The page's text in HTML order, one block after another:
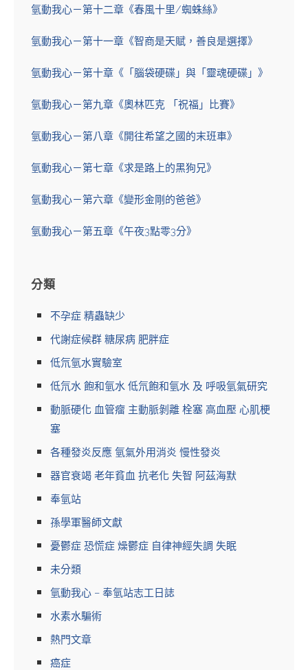
氫動我心－第十二章《春風十里/蜘蛛絲》
氫動我心－第十一章《智商是天賦，善良是選擇》
氫動我心－第十章《「腦袋硬碟」與「靈魂硬碟」》
氫動我心－第九章《奧林匹克 「祝福」比賽》
氫動我心－第八章《開往希望之國的末班車》
氫動我心－第七章《求是路上的黑狗兄》
氫動我心－第六章《變形金剛的爸爸》
氫動我心－第五章《午夜3點零3分》
分類
不孕症 精蟲缺少
代謝症候群 糖尿病 肥胖症
低氘氫水實驗室
低氘水 飽和氫水 低氘飽和氫水 及 呼吸氫氣研究
動脈硬化 血管瘤 主動脈剝離 栓塞 高血壓 心肌梗
塞
各種發炎反應 氫氣外用消炎 慢性發炎
器官衰竭 老年貧血 抗老化 失智 阿茲海默
奉氫站
孫學軍醫師文獻
憂鬱症 恐慌症 燥鬱症 自律神經失調 失眠
未分類
氫動我心 – 奉氫站志工日誌
水素水騙術
熱門文章
癌症